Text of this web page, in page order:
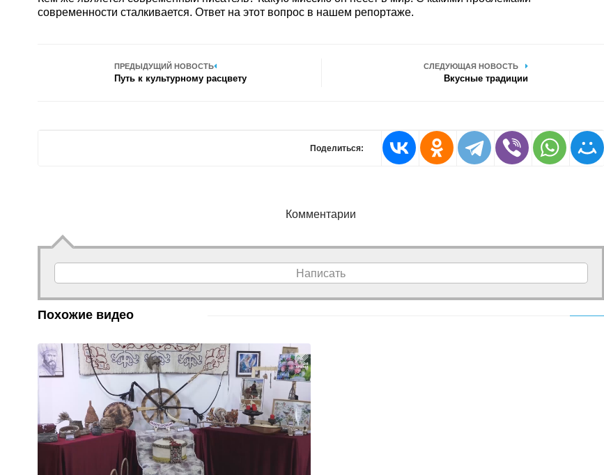
современности сталкивается. Ответ на этот вопрос в нашем репортаже.
ПРЕДЫДУЩИЙ НОВОСТЬ
Путь к культурному расцвету
СЛЕДУЮЩАЯ НОВОСТЬ
Вкусные традиции
Поделиться:
Комментарии
Написать
Похожие видео